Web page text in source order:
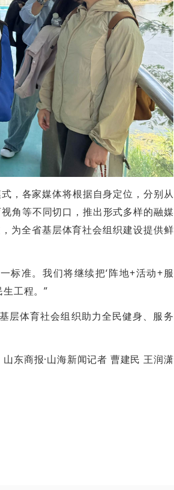
，各家媒体将根据自身定位，分别从
角等不同切口，推出形式多样的融媒
为全省基层体育社会组织建设提供鲜
标准。我们将继续把‘阵地+活动+服
工程。”
层体育社会组织助力全民健身、服务
山东商报·山海新闻记者 曹建民 王润潇